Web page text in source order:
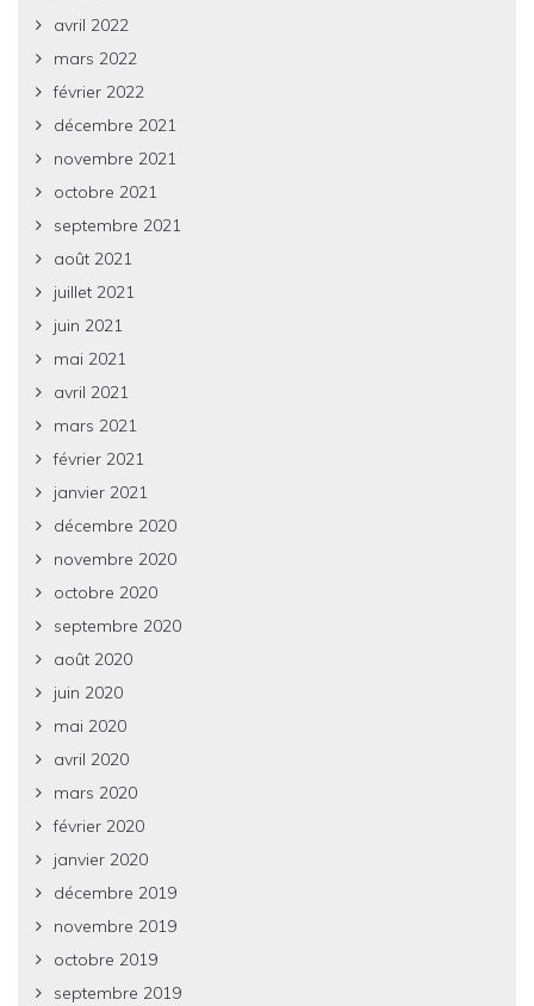
avril 2022
mars 2022
février 2022
décembre 2021
novembre 2021
octobre 2021
septembre 2021
août 2021
juillet 2021
juin 2021
mai 2021
avril 2021
mars 2021
février 2021
janvier 2021
décembre 2020
novembre 2020
octobre 2020
septembre 2020
août 2020
juin 2020
mai 2020
avril 2020
mars 2020
février 2020
janvier 2020
décembre 2019
novembre 2019
octobre 2019
septembre 2019